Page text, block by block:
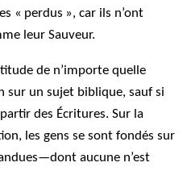
« perdus », car ils n’ont
leur Sauveur.
de n’importe quelle
sur un sujet biblique, sauf si
des Écritures. Sur la
les gens se sont fondés sur
aucune n’est